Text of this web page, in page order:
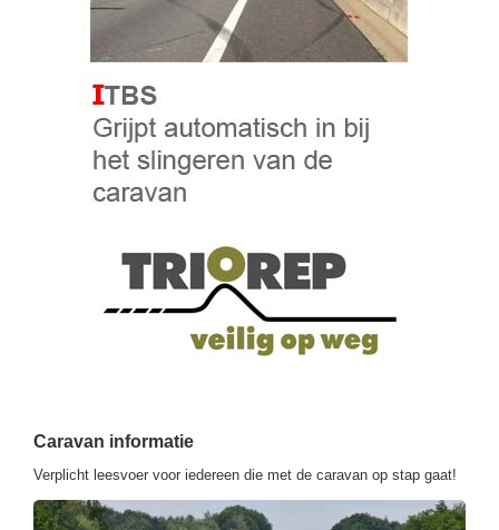
Caravan informatie
Verplicht leesvoer voor iedereen die met de caravan op stap gaat!